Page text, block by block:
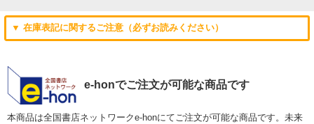
▼ 在庫表記に関するご注意（必ずお読みください）
e-honでご注文が可能な商品です
本商品は全国書店ネットワークe-honにてご注文が可能な商品です。未来